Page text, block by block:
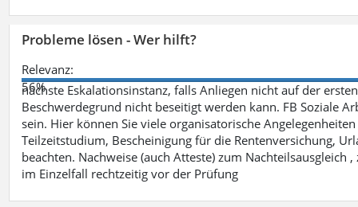
Probleme lösen - Wer hilft?
Relevanz:
56%
nächste Eskalationsinstanz, falls Anliegen nicht auf der
Beschwerdegrund nicht beseitigt werden kann. FB Soziale
sein. Hier können Sie viele organisatorische
Teilzeitstudium, Bescheinigung für die Rentenversichung,
beachten. Nachweise (auch Atteste) zum Nachteilsausgleich
im Einzelfall rechtzeitig vor der Prüfung